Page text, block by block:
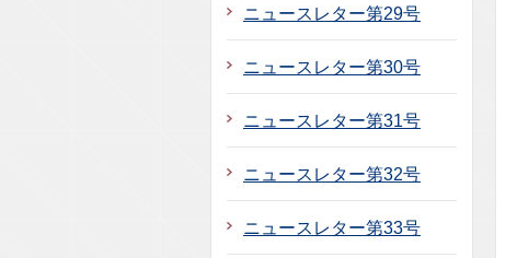
ニュースレター第29号
ニュースレター第30号
ニュースレター第31号
ニュースレター第32号
ニュースレター第33号